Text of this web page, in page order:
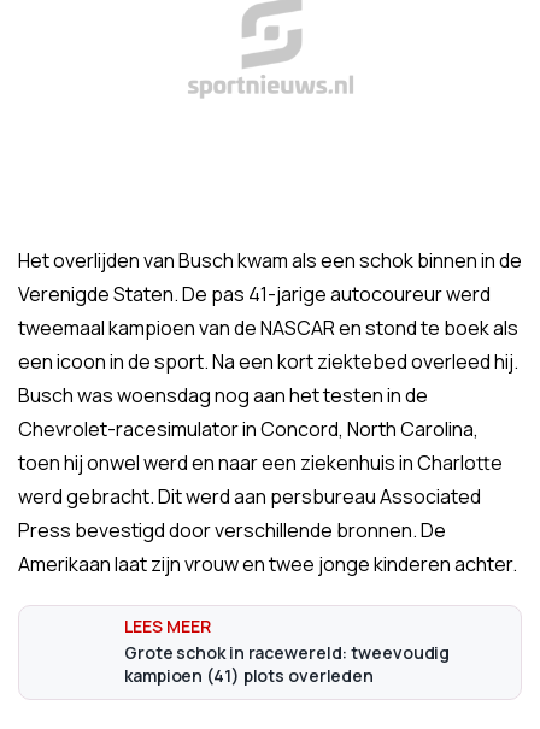
Het overlijden van Busch kwam als een schok binnen in de
Verenigde Staten. De pas 41-jarige autocoureur werd
tweemaal kampioen van de NASCAR en stond te boek als
een icoon in de sport. Na een kort ziektebed overleed hij.
Busch was woensdag nog aan het testen in de
Chevrolet-racesimulator in Concord, North Carolina,
toen hij onwel werd en naar een ziekenhuis in Charlotte
werd gebracht. Dit werd aan persbureau Associated
Press bevestigd door verschillende bronnen. De
Amerikaan laat zijn vrouw en twee jonge kinderen achter.
Grote schok in racewereld: tweevoudig
kampioen (41) plots overleden